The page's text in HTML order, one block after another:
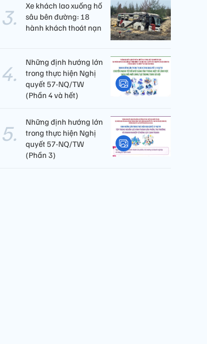
Xe khách lao xuống hố
sâu bên đường: 18
hành khách thoát nạn
Những định hướng lớn
trong thực hiện Nghị
quyết 57-NQ/TW
(Phần 4 và hết)
Những định hướng lớn
trong thực hiện Nghị
quyết 57-NQ/TW
(Phần 3)